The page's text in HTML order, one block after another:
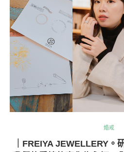
婚戒
｜FREIYA JEWELLERY。